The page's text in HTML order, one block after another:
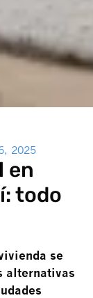
2025
en
todo
se
alternativas